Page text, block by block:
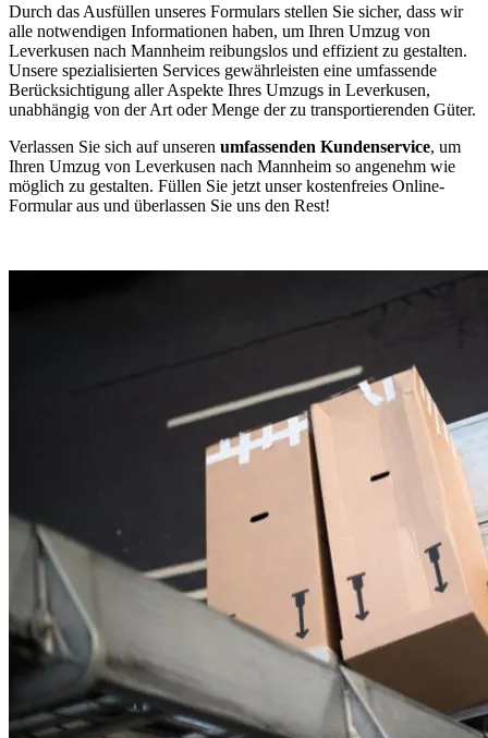
Durch das Ausfüllen unseres Formulars stellen Sie sicher, dass wir
alle notwendigen Informationen haben, um Ihren Umzug von
Leverkusen nach Mannheim reibungslos und effizient zu gestalten.
Unsere spezialisierten Services gewährleisten eine umfassende
Berücksichtigung aller Aspekte Ihres Umzugs in Leverkusen,
unabhängig von der Art oder Menge der zu transportierenden Güter.
Verlassen Sie sich auf unseren umfassenden Kundenservice, um
Ihren Umzug von Leverkusen nach Mannheim so angenehm wie
möglich zu gestalten. Füllen Sie jetzt unser kostenfreies Online-
Formular aus und überlassen Sie uns den Rest!